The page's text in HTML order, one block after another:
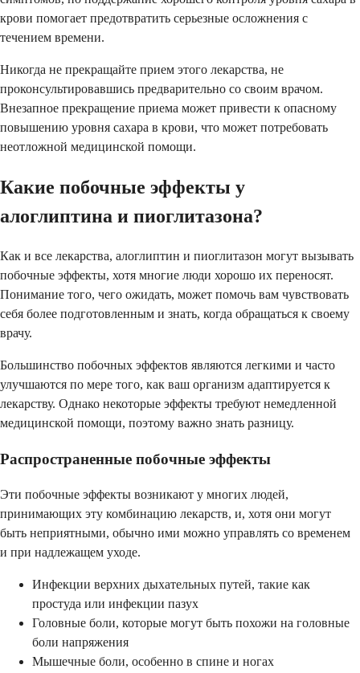
крови помогает предотвратить серьезные осложнения с
течением времени.
Никогда не прекращайте прием этого лекарства, не
проконсультировавшись предварительно со своим врачом.
Внезапное прекращение приема может привести к опасному
повышению уровня сахара в крови, что может потребовать
неотложной медицинской помощи.
Какие побочные эффекты у
алоглиптина и пиоглитазона?
Как и все лекарства, алоглиптин и пиоглитазон могут вызывать
побочные эффекты, хотя многие люди хорошо их переносят.
Понимание того, чего ожидать, может помочь вам чувствовать
себя более подготовленным и знать, когда обращаться к своему
врачу.
Большинство побочных эффектов являются легкими и часто
улучшаются по мере того, как ваш организм адаптируется к
лекарству. Однако некоторые эффекты требуют немедленной
медицинской помощи, поэтому важно знать разницу.
Распространенные побочные эффекты
Эти побочные эффекты возникают у многих людей,
принимающих эту комбинацию лекарств, и, хотя они могут
быть неприятными, обычно ими можно управлять со временем
и при надлежащем уходе.
Инфекции верхних дыхательных путей, такие как
простуда или инфекции пазух
Головные боли, которые могут быть похожи на головные
боли напряжения
Мышечные боли, особенно в спине и ногах